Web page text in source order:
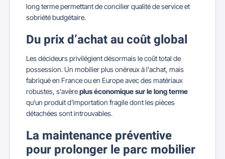
long terme permettant de concilier qualité de service et
sobriété budgétaire.
Du prix d’achat au coût global
Les décideurs privilégient désormais le coût total de
possession. Un mobilier plus onéreux à l'achat, mais
fabriqué en France ou en Europe avec des matériaux
robustes, s'avèreplus économique sur le long terme
qu'un produit d'importation fragile dont les pièces
détachées sont introuvables.
La maintenance préventive
pour prolonger le parc mobilier